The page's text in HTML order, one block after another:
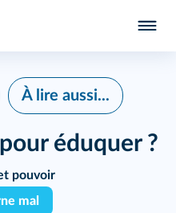
À lire aussi...
éduquer ?
pouvoir
mal